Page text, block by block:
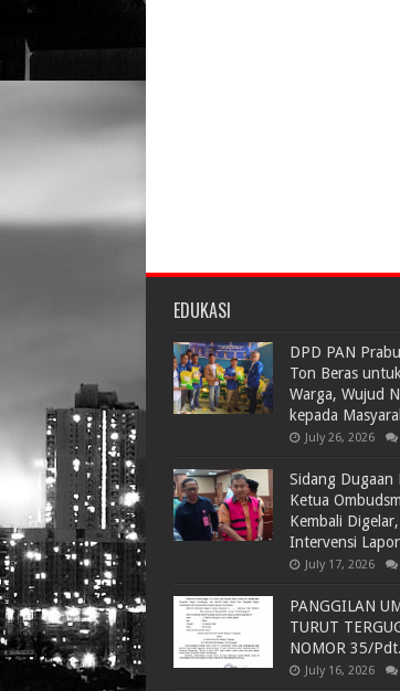
EDUKASI
DPD PAN
Ton Beras
Warga, Wujud
kepada
July 26, 2026
Sidang Dugaan
Ketua
Kembali
Intervensi
July 17, 2026
PANGGILAN
TURUT
NOMOR 35/
July 16, 2026